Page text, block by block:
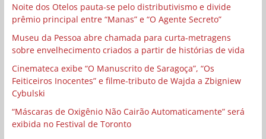
Noite dos Otelos pauta-se pelo distributivismo e divide
prêmio principal entre “Manas” e “O Agente Secreto”
Museu da Pessoa abre chamada para curta-metragens
sobre envelhecimento criados a partir de histórias de vida
Cinemateca exibe “O Manuscrito de Saragoça”, “Os
Feiticeiros Inocentes” e filme-tributo de Wajda a Zbigniew
Cybulski
“Máscaras de Oxigênio Não Cairão Automaticamente” será
exibida no Festival de Toronto